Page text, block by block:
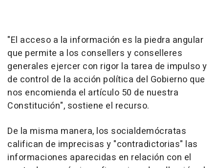
"El acceso a la información es la piedra angular
que permite a los consellers y conselleres
generales ejercer con rigor la tarea de impulso y
de control de la acción política del Gobierno que
nos encomienda el artículo 50 de nuestra
Constitución", sostiene el recurso.
De la misma manera, los socialdemócratas
califican de imprecisas y "contradictorias" las
informaciones aparecidas en relación con el